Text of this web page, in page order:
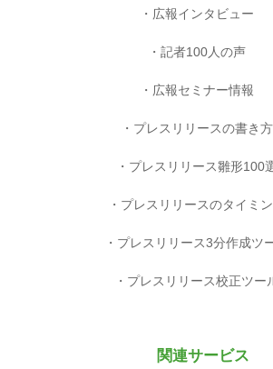
広報インタビュー
記者100人の声
広報セミナー情報
プレスリリースの書き方
プレスリリース雛形100
プレスリリースのタイミ
プレスリリース3分作成ツ
プレスリリース校正ツー
関連サービス